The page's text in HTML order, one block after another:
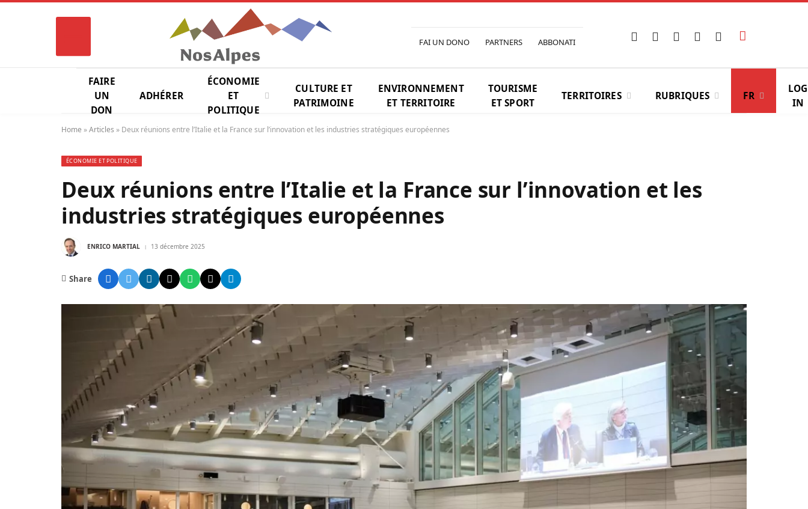
FAI UN DONO PARTNERS ABBONATI Facebook
X
Instagram
YouTubeLinkedIn
FAIRE
UN
DON
ADHÉRER
ÉCONOMIE
ET
POLITIQUE
CULTURE ET
PATRIMOINE
ENVIRONNEMENT
ET TERRITOIRE
TOURISME
ET SPORT
TERRITOIRES RUBRIQUES FR
LOG
IN
Home »Articles » Deux réunions entre l’Italie et la France sur l’innovation et les industries stratégiques européennes
ÉCONOMIE ET POLITIQUE
Deux réunions entre l’Italie et la France sur l’innovation et les
industries stratégiques européennes
ENRICO MARTIAL 13 décembre 2025
Share